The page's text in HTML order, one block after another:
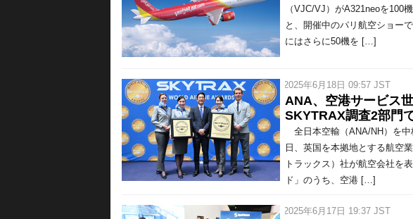
（VJC/VJ）がA321neoを100
と、開催中のパリ航空ショー
にはさらに50機を […]
/ 2025年6月18日 09:57 JST
ANA、空港サービス
SKYTRAX調査2部門
全日本空輸（ANA/NH）を中
日、英国を本拠地とする航空
トラックス）社が航空会社を
ド」のうち、空港 […]
/ 2025年6月17日 19:37 JST